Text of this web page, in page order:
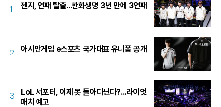
1 젠지, 연패 탈출...한화생명 3년 만에 3연패
2 아시안게임 e스포츠 국가대표 유니폼 공개
3
LoL 서포터, 이제 못 돌아다닌다?...라이엇
패치 예고